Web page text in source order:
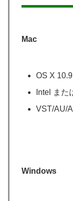
Mac
OS X
Intel ま
VST/AU/
Windows